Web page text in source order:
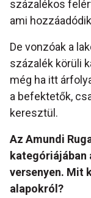
százalékos
ami
De vonzóak a
százalék körüli
még ha itt
a befektetők,
keresztül.
Az Amundi
kategóriájában
versenyen. Mit
alapokról?